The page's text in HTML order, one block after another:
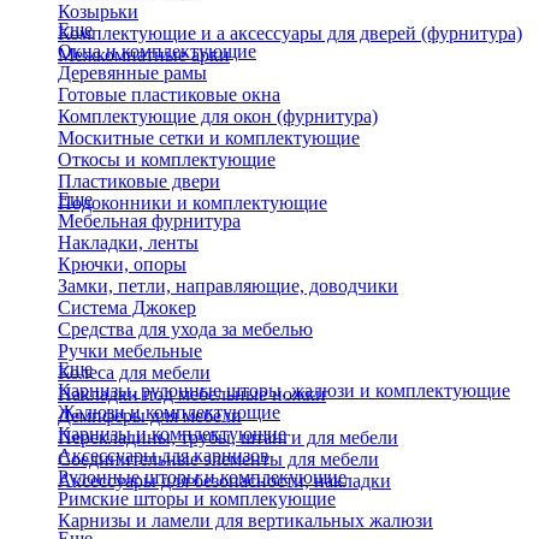
Козырьки
Комплектующие и а аксессуары для дверей (фурнитура)
Межкомнатные арки
Еще
Окна и комплектующие
Деревянные рамы
Готовые пластиковые окна
Комплектующие для окон (фурнитура)
Москитные сетки и комплектующие
Откосы и комплектующие
Пластиковые двери
Подоконники и комплектующие
Еще
Мебельная фурнитура
Накладки, ленты
Крючки, опоры
Замки, петли, направляющие, доводчики
Система Джокер
Средства для ухода за мебелью
Ручки мебельные
Колеса для мебели
Накладки под мебельные ножки
Демпферы для мебели
Перекладины, трубы, штанги для мебели
Соединительные элементы для мебели
Аксессуары для безопасности, накладки
Еще
Карнизы, рулонные шторы, жалюзи и комплектующие
Жалюзи и комплектующие
Карнизы и комплектующие
Аксессуары для карнизов
Рулонные шторы и комплекующие
Римские шторы и комплекующие
Карнизы и ламели для вертикальных жалюзи